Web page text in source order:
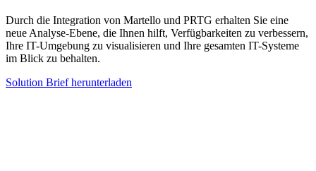
Durch die Integration von Martello und PRTG erhalten Sie eine
neue Analyse-Ebene, die Ihnen hilft, Verfügbarkeiten zu verbessern,
Ihre IT-Umgebung zu visualisieren und Ihre gesamten IT-Systeme
im Blick zu behalten.
Solution Brief herunterladen